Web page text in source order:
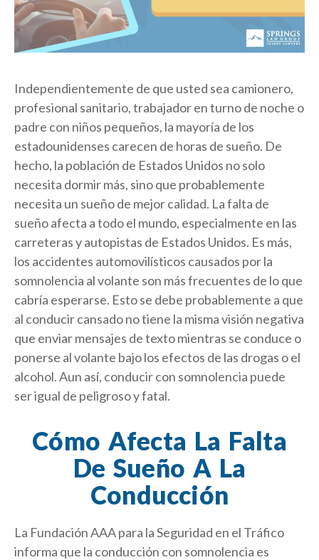
Independientemente de que usted sea camionero,
profesional sanitario, trabajador en turno de noche o
padre con niños pequeños, la mayoría de los
estadounidenses carecen de horas de sueño. De
hecho, la población de Estados Unidos no solo
necesita dormir más, sino que probablemente
necesita un sueño de mejor calidad. La falta de
sueño afecta a todo el mundo, especialmente en las
carreteras y autopistas de Estados Unidos. Es más,
los accidentes automovilísticos causados por la
somnolencia al volante son más frecuentes de lo que
cabría esperarse. Esto se debe probablemente a que
al conducir cansado no tiene la misma visión negativa
que enviar mensajes de texto mientras se conduce o
ponerse al volante bajo los efectos de las drogas o el
alcohol. Aun así, conducir con somnolencia puede
ser igual de peligroso y fatal.
Cómo Afecta La Falta
De Sueño A La
Conducción
La Fundación AAA para la Seguridad en el Tráfico
informa que la conducción con somnolencia es